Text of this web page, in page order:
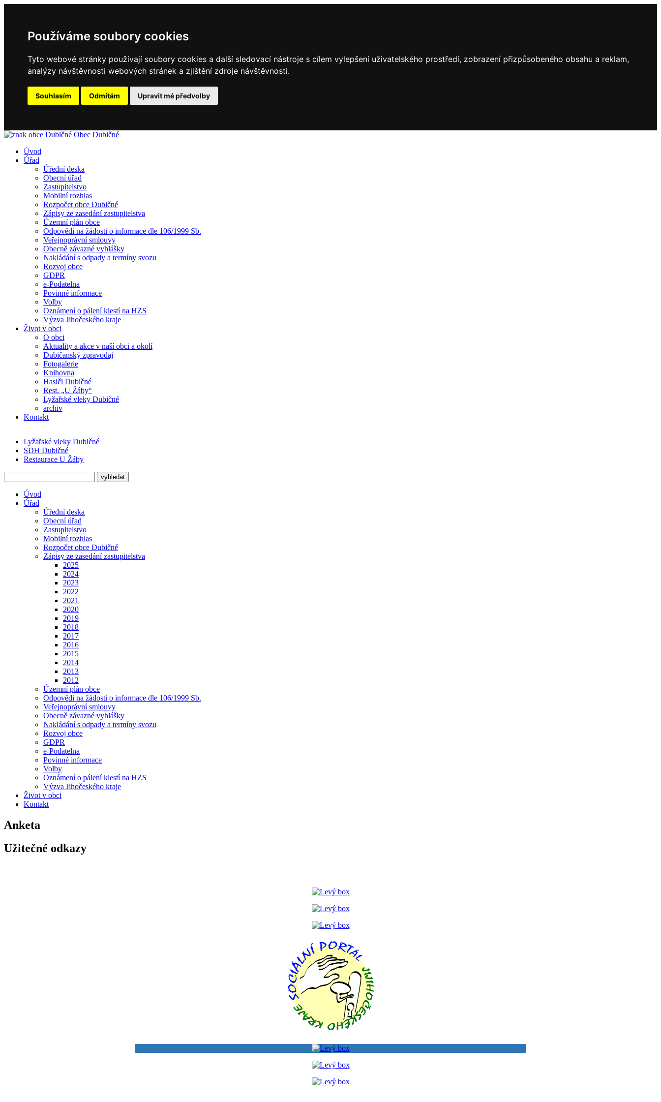
Používáme soubory cookies
Tyto webové stránky používají soubory cookies a další sledovací nástroje s cílem vylepšení uživatelského prostředí, zobrazení přizpůsobeného obsahu a reklam,
analýzy návštěvnosti webových stránek a zjištění zdroje návštěvnosti.
Souhlasím Odmítám Upravit mé předvolby
Obec Dubičné
Úvod
Úřad
Úřední deska
Obecní úřad
Zastupitelstvo
Mobilní rozhlas
Rozpočet obce Dubičné
Zápisy ze zasedání zastupitelstva
Územní plán obce
Odpovědi na žádosti o informace dle 106/1999 Sb.
Veřejnoprávní smlouvy
Obecně závazné vyhlášky
Nakládání s odpady a termíny svozu
Rozvoj obce
GDPR
e-Podatelna
Povinné informace
Volby
Oznámení o pálení klestí na HZS
Výzva Jihočeského kraje
Život v obci
O obci
Aktuality a akce v naší obci a okolí
Dubičanský zpravodaj
Fotogalerie
Knihovna
Hasiči Dubičné
Rest. „U Žáby“
Lyžařské vleky Dubičné
archiv
Kontakt
Lyžařské vleky Dubičné
SDH Dubičné
Restaurace U Žáby
Úvod
Úřad
Úřední deska
Obecní úřad
Zastupitelstvo
Mobilní rozhlas
Rozpočet obce Dubičné
Zápisy ze zasedání zastupitelstva
2025
2024
2023
2022
2021
2020
2019
2018
2017
2016
2015
2014
2013
2012
Územní plán obce
Odpovědi na žádosti o informace dle 106/1999 Sb.
Veřejnoprávní smlouvy
Obecně závazné vyhlášky
Nakládání s odpady a termíny svozu
Rozvoj obce
GDPR
e-Podatelna
Povinné informace
Volby
Oznámení o pálení klestí na HZS
Výzva Jihočeského kraje
Život v obci
Kontakt
Anketa
Užitečné odkazy